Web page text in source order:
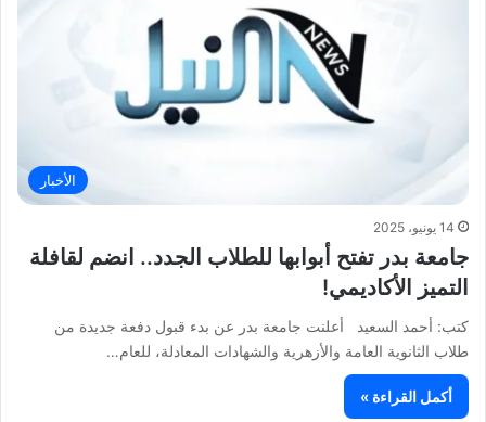
الأخبار
14 يونيو، 2025
جامعة بدر تفتح أبوابها للطلاب الجدد.. انضم لقافلة
التميز الأكاديمي!
كتب: أحمد السعيد أعلنت جامعة بدر عن بدء قبول دفعة جديدة من
طلاب الثانوية العامة والأزهرية والشهادات المعادلة، للعام…
أكمل القراءة »